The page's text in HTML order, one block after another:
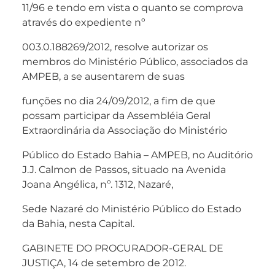
11/96 e tendo em vista o quanto se comprova
através do expediente nº
003.0.188269/2012, resolve autorizar os
membros do Ministério Público, associados da
AMPEB, a se ausentarem de suas
funções no dia 24/09/2012, a fim de que
possam participar da Assembléia Geral
Extraordinária da Associação do Ministério
Público do Estado Bahia – AMPEB, no Auditório
J.J. Calmon de Passos, situado na Avenida
Joana Angélica, nº. 1312, Nazaré,
Sede Nazaré do Ministério Público do Estado
da Bahia, nesta Capital.
GABINETE DO PROCURADOR-GERAL DE
JUSTIÇA, 14 de setembro de 2012.